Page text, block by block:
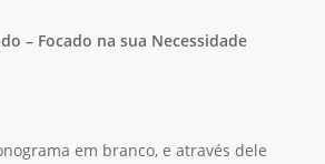
– Focado na sua Necessidade
em branco, e através dele